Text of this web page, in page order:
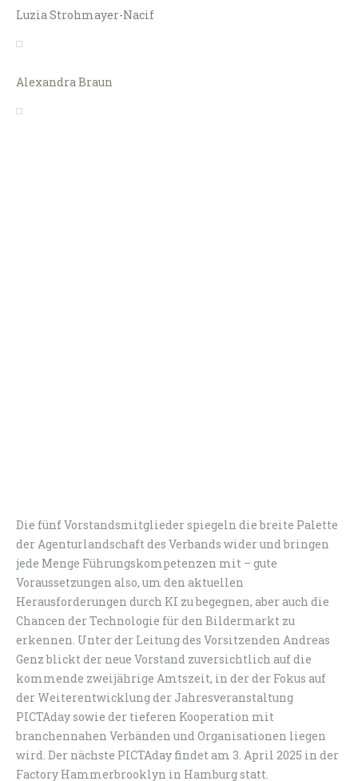
Luzia Strohmayer-Nacif
Alexandra Braun
Die fünf Vorstandsmitglieder spiegeln die breite Palette
der Agenturlandschaft des Verbands wider und bringen
jede Menge Führungskompetenzen mit – gute
Voraussetzungen also, um den aktuellen
Herausforderungen durch KI zu begegnen, aber auch die
Chancen der Technologie für den Bildermarkt zu
erkennen. Unter der Leitung des Vorsitzenden Andreas
Genz blickt der neue Vorstand zuversichtlich auf die
kommende zweijährige Amtszeit, in der der Fokus auf
der Weiterentwicklung der Jahresveranstaltung
PICTAday sowie der tieferen Kooperation mit
branchennahen Verbänden und Organisationen liegen
wird. Der nächste PICTAday findet am 3. April 2025 in der
Factory Hammerbrooklyn in Hamburg statt.